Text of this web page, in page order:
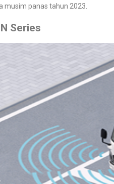
musim panas tahun 2023.
Series